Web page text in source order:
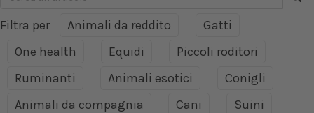
Filtra per Animali da reddito
Gatti
One health
Equidi
Piccoli roditori
Ruminanti
Animali esotici
Conigli
Animali da compagnia
Cani
Suini